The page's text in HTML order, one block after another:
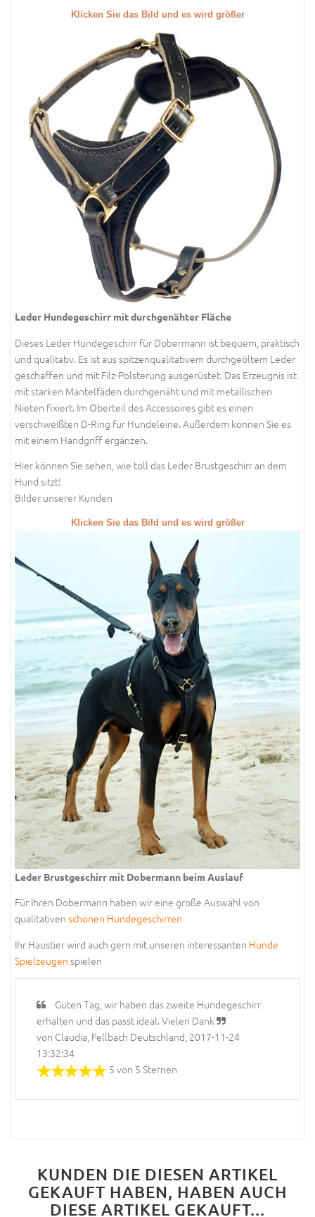
Klicken Sie das Bild und es wird größer
Leder Hundegeschirr mit durchgenähter Fläche
Dieses Leder Hundegeschirr für Dobermann ist bequem, praktisch
und qualitativ. Es ist aus spitzenqualitativem durchgeöltem Leder
geschaffen und mit Filz-Polsterung ausgerüstet. Das Erzeugnis ist
mit starken Mantelfäden durchgenäht und mit metallischen
Nieten fixiert. Im Oberteil des Accessoires gibt es einen
verschweißten D-Ring für Hundeleine. Außerdem können Sie es
mit einem Handgriff ergänzen.
Hier können Sie sehen, wie toll das Leder Brustgeschirr an dem
Hund sitzt!
Bilder unserer Kunden
Klicken Sie das Bild und es wird größer
Leder Brustgeschirr mit Dobermann beim Auslauf
Für Ihren Dobermann haben wir eine große Auswahl von
qualitativen schönen Hundegeschirren
Ihr Haustier wird auch gern mit unseren interessanten Hunde
Spielzeugen spielen
Guten Tag, wir haben das zweite Hundegeschirr
erhalten und das passt ideal. Vielen Dank
von Claudia, Fellbach Deutschland, 2017-11-24
13:32:34
5 von 5 Sternen
KUNDEN DIE DIESEN ARTIKEL
GEKAUFT HABEN, HABEN AUCH
DIESE ARTIKEL GEKAUFT...